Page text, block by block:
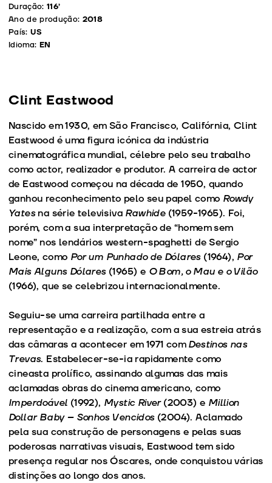
Duração: 116’
Ano de produção: 2018
País: US
Idioma: EN
Clint Eastwood
Nascido em 1930, em São Francisco, Califórnia, Clint
Eastwood é uma figura icónica da indústria
cinematográfica mundial, célebre pelo seu trabalho
como actor, realizador e produtor. A carreira de actor
de Eastwood começou na década de 1950, quando
ganhou reconhecimento pelo seu papel como Rowdy
Yatesna série televisiva Rawhide(1959-1965). Foi,
porém, com a sua interpretação de “homem sem
nome” nos lendários western-spaghetti de Sergio
Leone, como Por um Punhado de Dólares (1964), Por
Mais Alguns Dólares (1965) e O Bom, o Mau e o Vilão
(1966), que se celebrizou internacionalmente.
Seguiu-se uma carreira partilhada entre a
representação e a realização, com a sua estreia atrás
das câmaras a acontecer em 1971 comDestinos nas
Trevas. Estabelecer-se-ia rapidamente como
cineasta prolífico, assinando algumas das mais
aclamadas obras do cinema americano, como
Imperdoável (1992), Mystic River(2003) e Million
Dollar Baby – Sonhos Vencidos(2004). Aclamado
pela sua construção de personagens e pelas suas
poderosas narrativas visuais, Eastwood tem sido
presença regular nos Óscares, onde conquistou várias
distinções ao longo dos anos.